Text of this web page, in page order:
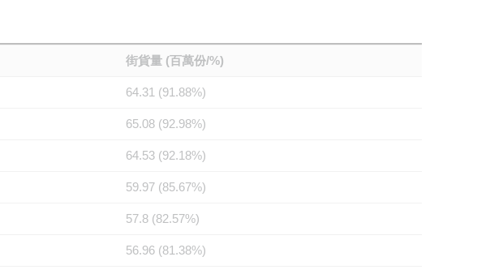
街貨量 (百萬份/%)
64.31 (91.88%)
65.08 (92.98%)
64.53 (92.18%)
59.97 (85.67%)
57.8 (82.57%)
56.96 (81.38%)